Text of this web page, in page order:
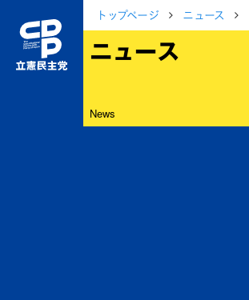
トップページ ニュース
ニュース
News